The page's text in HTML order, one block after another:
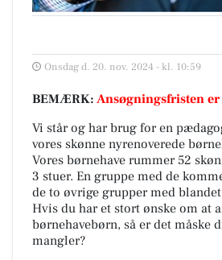
Onsdag d. 20. nov. 2024 - kl. 10:59
BEMÆRK: Ansøgningsfristen er
Vi står og har brug for en
vores skønne nyrenoverede
Vores børnehave rummer 52
3 stuer. En gruppe med de
de to øvrige grupper med
Hvis du har et stort ønske om at
børnehavebørn, så er det måske
mangler?